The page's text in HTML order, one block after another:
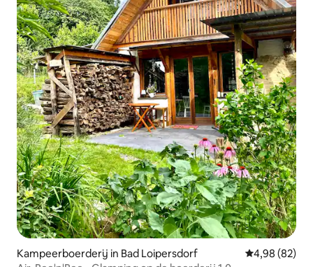
Kampeerboerderij in Bad Loipersdorf Gemiddelde
4,98 (82)